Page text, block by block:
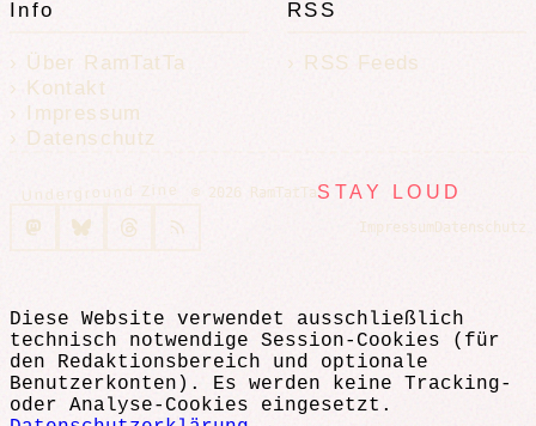
Info
Über RamTatTa
Kontakt
Impressum
Datenschutz
RSS
RSS Feeds
Underground Zine © 2026 RamTatTaSTAY LOUD
Impressum Datenschutz
Diese Website verwendet ausschließlich
technisch notwendige Session-Cookies (für
den Redaktionsbereich und optionale
Benutzerkonten). Es werden keine Tracking-
oder Analyse-Cookies eingesetzt.